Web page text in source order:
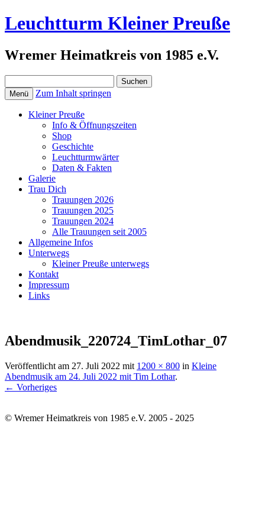
Leuchtturm Kleiner Preuße
Wremer Heimatkreis von 1985 e.V.
nach:
Menü Zum Inhalt springen
Kleiner Preuße
Info & Öffnungszeiten
Shop
Geschichte
Leuchtturmwärter
Daten & Fakten
Galerie
Trau Dich
Trauungen 2026
Trauungen 2025
Trauungen 2024
Alle Trauungen seit 2005
Allgemeine Infos
Unterwegs
Kleiner Preuße unterwegs
Kontakt
Impressum
Links
Abendmusik_220724_TimLothar_07
Veröffentlicht am 27. Juli 2022 mit 1200 × 800 in Kleine
Abendmusik am 24. Juli 2022 mit Tim Lothar.
← Vorheriges
© Wremer Heimatkreis von 1985 e.V. 2005 - 2025